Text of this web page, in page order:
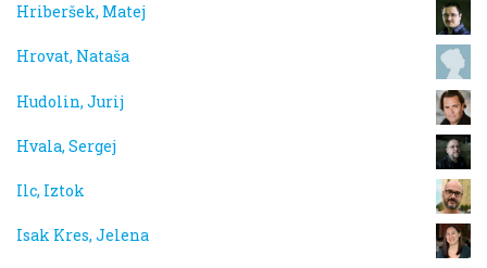
Hriberšek, Matej
Hrovat, Nataša
Hudolin, Jurij
Hvala, Sergej
Ilc, Iztok
Isak Kres, Jelena